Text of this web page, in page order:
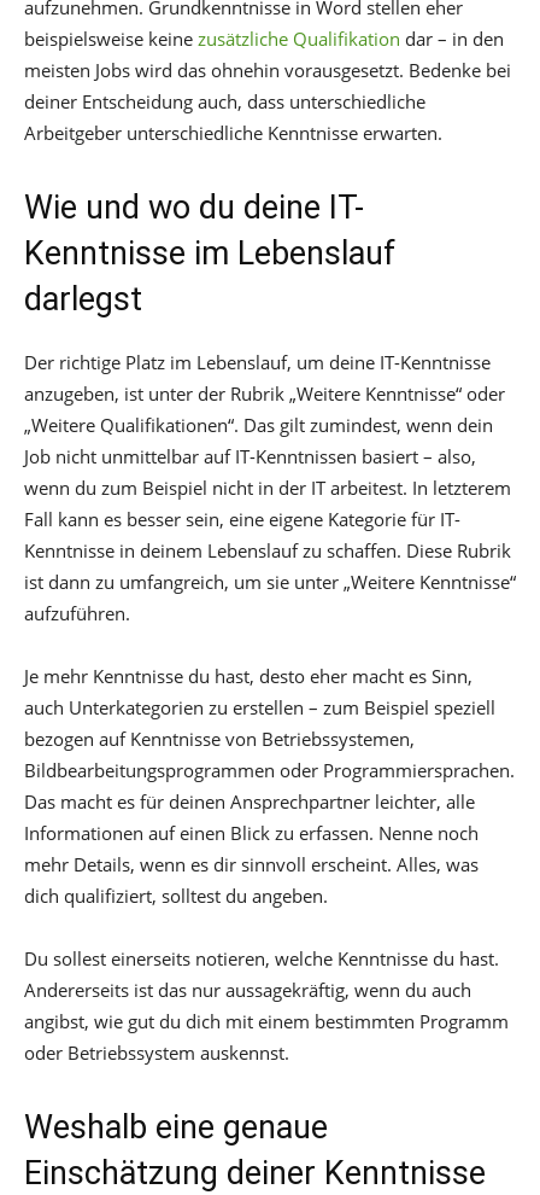
aufzunehmen. Grundkenntnisse in Word stellen eher
beispielsweise keine zusätzliche Qualifikation dar – in den
meisten Jobs wird das ohnehin vorausgesetzt. Bedenke bei
deiner Entscheidung auch, dass unterschiedliche
Arbeitgeber unterschiedliche Kenntnisse erwarten.
Wie und wo du deine IT-
Kenntnisse im Lebenslauf
darlegst
Der richtige Platz im Lebenslauf, um deine IT-Kenntnisse
anzugeben, ist unter der Rubrik „Weitere Kenntnisse“ oder
„Weitere Qualifikationen“. Das gilt zumindest, wenn dein
Job nicht unmittelbar auf IT-Kenntnissen basiert – also,
wenn du zum Beispiel nicht in der IT arbeitest. In letzterem
Fall kann es besser sein, eine eigene Kategorie für IT-
Kenntnisse in deinem Lebenslauf zu schaffen. Diese Rubrik
ist dann zu umfangreich, um sie unter „Weitere Kenntnisse“
aufzuführen.
Je mehr Kenntnisse du hast, desto eher macht es Sinn,
auch Unterkategorien zu erstellen – zum Beispiel speziell
bezogen auf Kenntnisse von Betriebssystemen,
Bildbearbeitungsprogrammen oder Programmiersprachen.
Das macht es für deinen Ansprechpartner leichter, alle
Informationen auf einen Blick zu erfassen. Nenne noch
mehr Details, wenn es dir sinnvoll erscheint. Alles, was
dich qualifiziert, solltest du angeben.
Du sollest einerseits notieren, welche Kenntnisse du hast.
Andererseits ist das nur aussagekräftig, wenn du auch
angibst, wie gut du dich mit einem bestimmten Programm
oder Betriebssystem auskennst.
Weshalb eine genaue
Einschätzung deiner Kenntnisse